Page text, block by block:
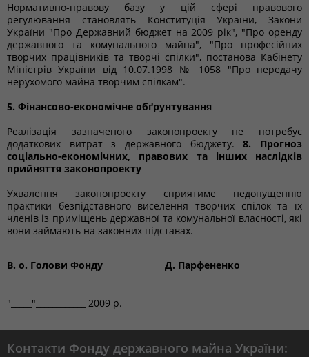
Нормативно-правову базу у цій сфері правового
регулювання становлять Конституція України, Закони
України "Про Державний бюджет на 2009 рік", "Про оренду
державного та комунального майна", "Про професійних
творчих працівників та творчі спілки", постанова Кабінету
Міністрів України від 10.07.1998 № 1058 "Про передачу
нерухомого майна творчим спілкам".
5. Фінансово-економічне обґрунтування
Реалізація зазначеного законопроекту не потребує
додаткових витрат з державного бюджету.8. Прогноз
соціально-економічних, правових та інших наслідків
прийняття законопроекту
Ухвалення законопроекту сприятиме недопущенню
практики безпідставного виселення творчих спілок та їх
членів із приміщень державної та комунальної власності, які
вони займають на законних підставах.
В. о. Голови Фонду Д. Парфененко
"_____"____________ 2009 р.
Контакти Фонду державного майна України: